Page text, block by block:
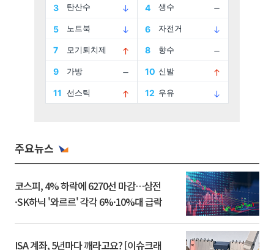
주요뉴스
코스피, 4% 하락에 6270선 마감…삼전
·SK하닉 '와르르' 각각 6%·10%대 급락
ISA 계좌, 5년마다 깨라고요? [이슈크래